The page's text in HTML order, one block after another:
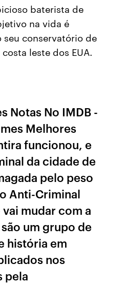
baterista de
na vida é
conservatório de
leste dos EUA.
Notas No IMDB -
Melhores
funcionou, e
da cidade de
pelo peso
Anti-Criminal
mudar com a
um grupo de
história em
nos
pela